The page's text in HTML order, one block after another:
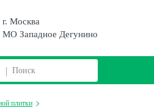
г. Москва
МО Западное Дегунино
плитки